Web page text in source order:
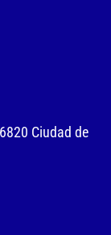
Ciudad de